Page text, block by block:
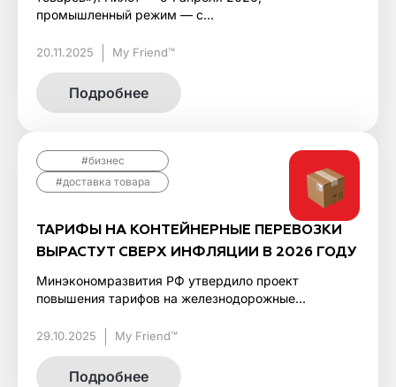
промышленный режим — с...
20.11.2025 My Friend™
Подробнее
#бизнес
#доставка товара
ТАРИФЫ НА КОНТЕЙНЕРНЫЕ ПЕРЕВОЗКИ
ВЫРАСТУТ СВЕРХ ИНФЛЯЦИИ В 2026 ГОДУ
Минэкономразвития РФ утвердило проект
повышения тарифов на железнодорожные...
29.10.2025 My Friend™
Подробнее